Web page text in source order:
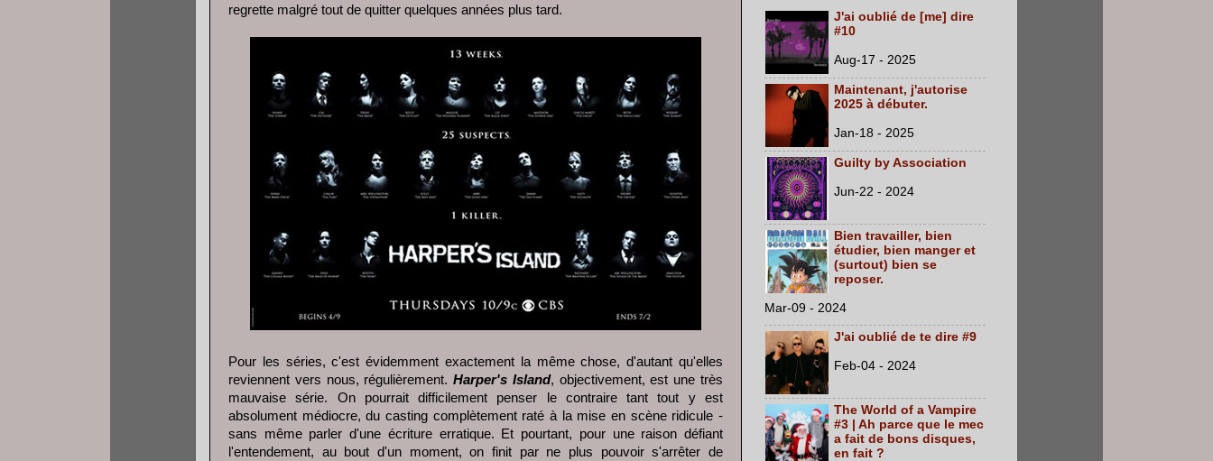
regrette malgré tout de quitter quelques années plus tard.
Pour les séries, c'est évidemment exactement la même chose, d'autant qu'elles
reviennent vers nous, régulièrement.Harper's Island, objectivement, est une très
mauvaise série. On pourrait difficilement penser le contraire tant tout y est
absolument médiocre, du casting complètement raté à la mise en scène ridicule -
sans même parler d'une écriture erratique. Et pourtant, pour une raison défiant
l'entendement, au bout d'un moment, on finit par ne plus pouvoir s'arrêter de
J'ai oublié de [me] dire
#10
Aug-17 - 2025
Maintenant, j'autorise
2025 à débuter.
Jan-18 - 2025
Guilty by Association
Jun-22 - 2024
Bien travailler, bien
étudier, bien manger et
(surtout) bien se
reposer.
Mar-09 - 2024
J'ai oublié de te dire #9
Feb-04 - 2024
The World of a Vampire
#3 | Ah parce que le mec
a fait de bons disques,
en fait ?